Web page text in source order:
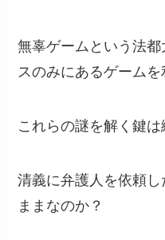
無辜ゲームという法
スのみにあるゲームを
これらの謎を解く鍵は
清義に弁護人を依頼
ままなのか？